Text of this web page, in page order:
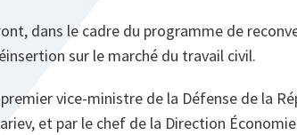
dans le cadre du programme de
sur le marché du travail civil.
vice-ministre de la Défense de la
et par le chef de la Direction